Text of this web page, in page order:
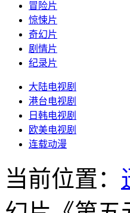
冒险片
惊悚片
奇幻片
剧情片
纪录片
大陆电视剧
港台电视剧
日韩电视剧
欧美电视剧
连载动漫
当前位置：